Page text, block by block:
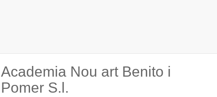
Academia Nou art Benito i
Pomer S.l.